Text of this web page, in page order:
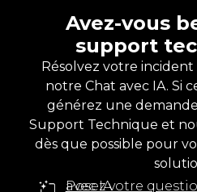
Avez-vous
support
Résolvez votre
notre Chat avec IA. Si
générez une
Support Technique et
dès que possible pour
Posez votre question à notre Chat avec IA